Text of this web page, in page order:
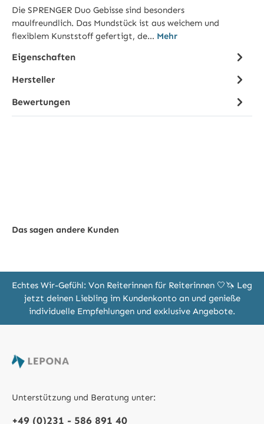
Die SPRENGER Duo Gebisse sind besonders
maulfreundlich. Das Mundstück ist aus weichem und
flexiblem Kunststoff gefertigt, de… Mehr
Eigenschaften
Hersteller
Bewertungen
Das sagen andere Kunden
Echtes Wir-Gefühl: Von Reiterinnen für Reiterinnen 🤍🦄 Leg
jetzt deinen Liebling im Kundenkonto an und genieße
individuelle Empfehlungen und exklusive Angebote.
Unterstützung und Beratung unter:
+49 (0)231 - 586 891 40